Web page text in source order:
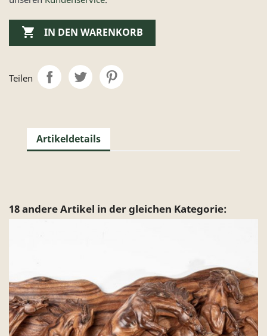
 IN DEN WARENKORB
Teilen
Artikeldetails
18 andere Artikel in der gleichen Kategorie: